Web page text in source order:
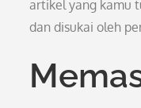
artikel yang kamu
dan disukai oleh